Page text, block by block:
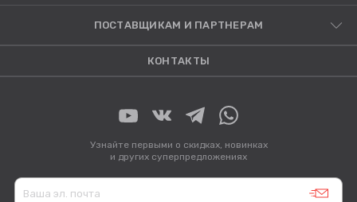
ПОСТАВЩИКАМ И ПАРТНЕРАМ
КОНТАКТЫ
Узнайте первыми о скидках, новинках
и других суперпредложениях